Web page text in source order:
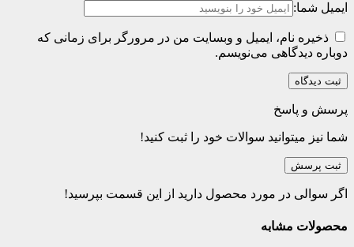
ایمیل شما:
ذخیره نام، ایمیل و وبسایت من در مرورگر برای زمانی که
دوباره دیدگاهی می‌نویسم.
پرسش و پاسخ
شما نیز میتوانید سوالات خود را ثبت کنید!
ثبت پرسش
اگر سوالی در مورد محصول دارید از این قسمت بپرسید!
محصولات مشابه